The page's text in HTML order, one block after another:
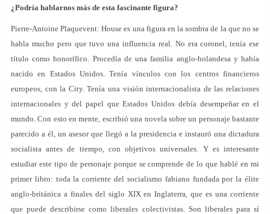
¿Podría hablarnos más de esta fascinante figura?
Pierre-Antoine Plaquevent: House es una figura en la sombra de la que no se
habla mucho pero que tuvo una influencia real. No era coronel, tenía ese
título como honorífico. Procedía de una familia anglo-holandesa y había
nacido en Estados Unidos. Tenía vínculos con los centros financieros
europeos, con la City. Tenía una visión internacionalista de las relaciones
internacionales y del papel que Estados Unidos debía desempeñar en el
mundo. Con esto en mente, escribió una novela sobre un personaje bastante
parecido a él, un asesor que llegó a la presidencia e instauró una dictadura
socialista antes de tiempo, con objetivos universales. Y es interesante
estudiar este tipo de personaje porque se comprende de lo que hablé en mi
primer libro: toda la corriente del socialismo fabiano fundada por la élite
anglo-británica a finales del siglo XIX en Inglaterra, que es una corriente
que puede describirse como liberales colectivistas. Son liberales para sí